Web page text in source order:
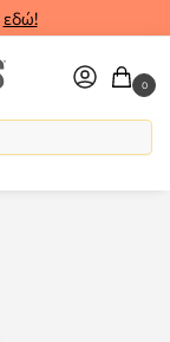
εδώ!
0